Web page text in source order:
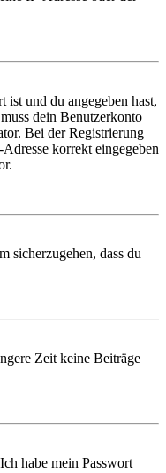
ist und du angegeben hast,
dein Benutzerkonto
Bei der Registrierung
korrekt eingegeben
sicherzugehen, dass du
Zeit keine Beiträge
habe mein Passwort